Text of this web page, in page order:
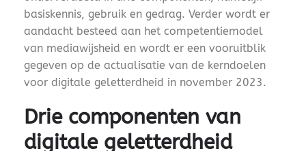
basiskennis, gebruik en gedrag. Verder wordt er
aandacht besteed aan het competentiemodel
van mediawijsheid en wordt er een vooruitblik
gegeven op de actualisatie van de kerndoelen
voor digitale geletterdheid in november 2023.
Drie componenten van
digitale geletterdheid